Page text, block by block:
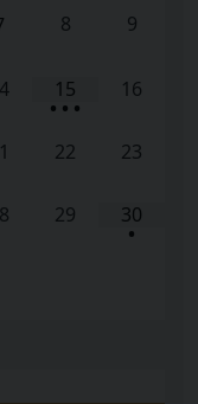
8 9
15
• • •
16
22 23
29 30
•